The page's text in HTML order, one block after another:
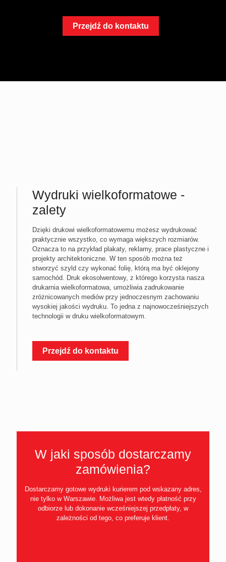
Przejdź do kontaktu
Wydruki wielkoformatowe -
zalety
Dzięki drukowi wielkoformatowemu możesz wydrukować
praktycznie wszystko, co wymaga większych rozmiarów.
Oznacza to na przykład plakaty, reklamy, prace plastyczne i
projekty architektoniczne. W ten sposób można też
stworzyć szyld czy wykonać folię, którą ma być oklejony
samochód. Druk ekosolwentowy, z którego korzysta nasza
drukarnia wielkoformatowa, umożliwia zadrukowanie
zróżnicowanych mediów przy jednoczesnym zachowaniu
wysokiej jakości wydruku. To jedna z najnowocześniejszych
technologii w druku wielkoformatowym.
Przejdź do kontaktu
W jaki sposób dostarczamy
zamówienia?
Dostarczamy gotowe wydruki kurierem pod wskazany adres,
nie tylko w Warszawie. Możliwa jest wtedy płatność przy
odbiorze lub dokonanie wcześniejszej przedpłaty, w
zależności od tego, co preferuje klient.